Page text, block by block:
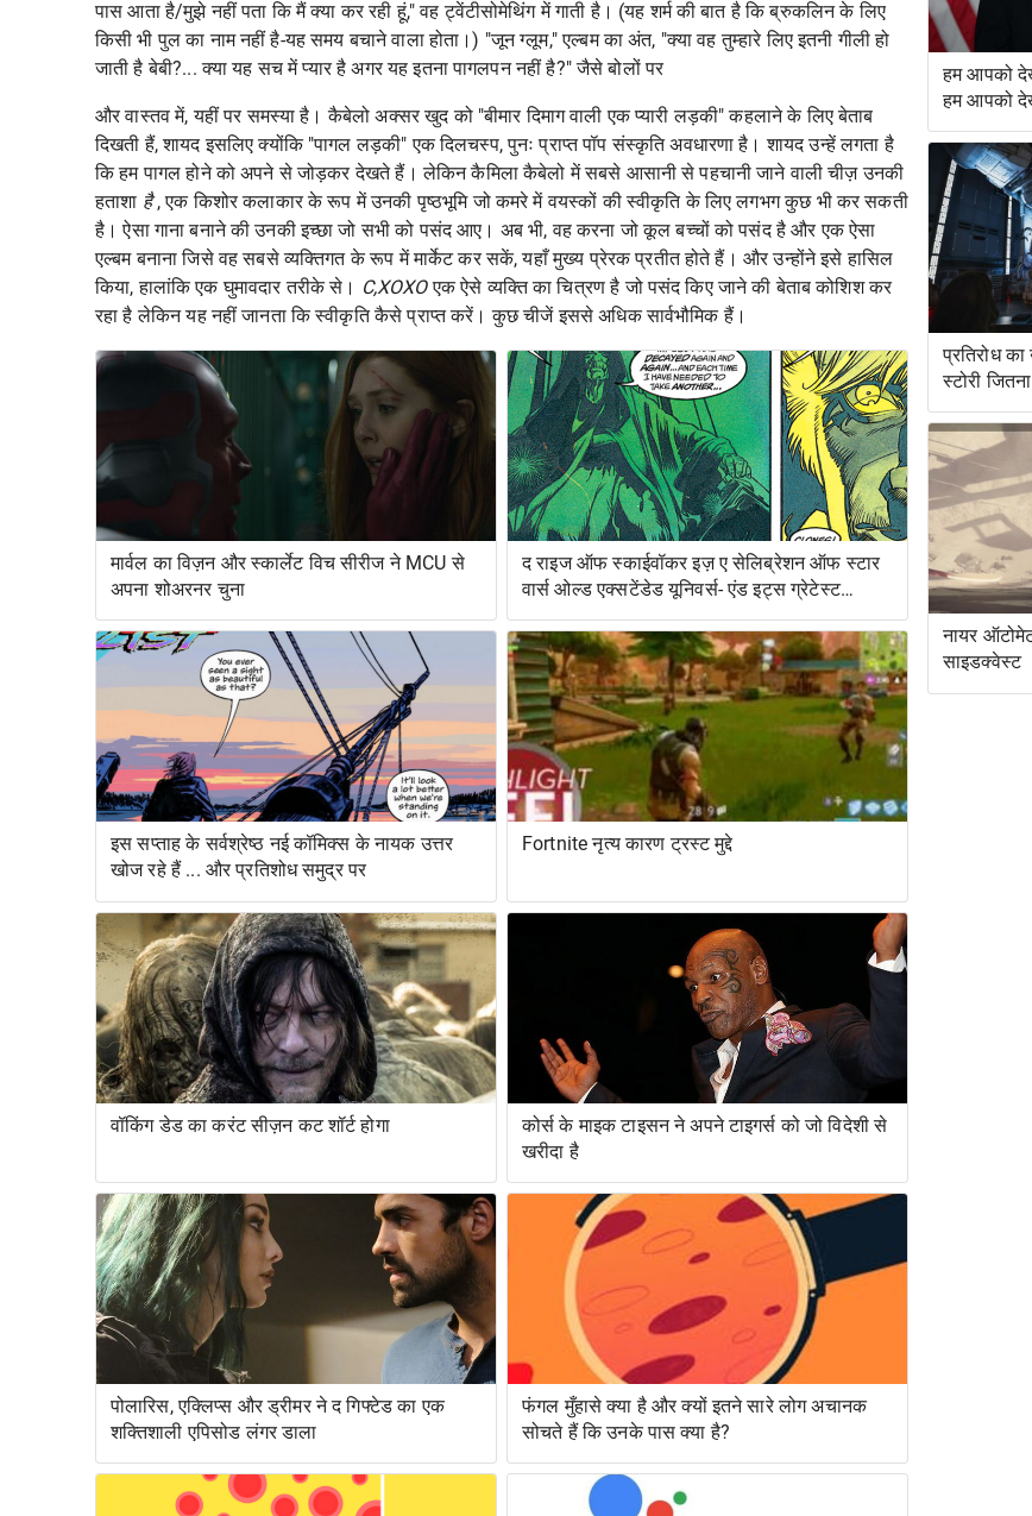
पास आता है/मुझे नहीं पता कि मैं क्या कर रही हूं," वह ट्वेंटीसोमेथिंग में गाती है। (यह शर्म की बात है कि ब्रुकलिन के लिए
किसी भी पुल का नाम नहीं है-यह समय बचाने वाला होता।) "जून ग्लूम," एल्बम का अंत, "क्या वह तुम्हारे लिए इतनी गीली हो
जाती है बेबी?... क्या यह सच में प्यार है अगर यह इतना पागलपन नहीं है?" जैसे बोलों पर
और वास्तव में, यहीं पर समस्या है। कैबेलो अक्सर खुद को "बीमार दिमाग वाली एक प्यारी लड़की" कहलाने के लिए बेताब
दिखती हैं, शायद इसलिए क्योंकि "पागल लड़की" एक दिलचस्प, पुनः प्राप्त पॉप संस्कृति अवधारणा है। शायद उन्हें लगता है
कि हम पागल होने को अपने से जोड़कर देखते हैं। लेकिन कैमिला कैबेलो में सबसे आसानी से पहचानी जाने वाली चीज़ उनकी
हताशा है, एक किशोर कलाकार के रूप में उनकी पृष्ठभूमि जो कमरे में वयस्कों की स्वीकृति के लिए लगभग कुछ भी कर सकती
है। ऐसा गाना बनाने की उनकी इच्छा जो सभी कोपसंद आए। अब भी, वह करना जो कूल बच्चों को पसंद है और एक ऐसा
एल्बम बनाना जिसे वह सबसे व्यक्तिगत के रूप में मार्केट कर सकें, यहाँ मुख्य प्रेरक प्रतीत होते हैं। और उन्होंने इसे हासिल
किया, हालांकि एक घुमावदार तरीके से। C,XOXOएक ऐसे व्यक्ति का चित्रण है जो पसंद किए जाने की बेताब कोशिश कर
रहा है लेकिन यह नहीं जानता कि स्वीकृति कैसे प्राप्त करें। कुछ चीजें इससे अधिक सार्वभौमिक हैं।
मार्वल का विज़न और स्कार्लेट विच सीरीज ने MCU से
अपना शोअरनर चुना
द राइज ऑफ स्काईवॉकर इज़ ए सेलिब्रेशन ऑफ स्टार
वार्स ओल्ड एक्सटेंडेड यूनिवर्स- एंड इट्स ग्रेटेस्ट
रेस्ट्यूडिएशन
इस सप्ताह के सर्वश्रेष्ठ नई कॉमिक्स के नायक उत्तर
खोज रहे हैं ... और प्रतिशोध समुद्र पर
Fortnite नृत्य कारण ट्रस्ट मुद्दे
वॉकिंग डेड का करंट सीज़न कट शॉर्ट होगा
कोर्स के माइक टाइसन ने अपने टाइगर्स को जो विदेशी से
खरीदा है
पोलारिस, एक्लिप्स और ड्रीमर ने द गिफ्टेड का एक
शक्तिशाली एपिसोड लंगर डाला
फंगल मुँहासे क्या है और क्यों इतने सारे लोग अचानक
सोचते हैं कि उनके पास क्या है?
हम आपको
हम आपको
प्रतिरोध
स्टोरी
सवारी है
नायर
साइडक्वेस्ट